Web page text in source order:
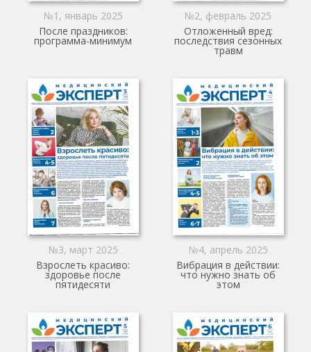
№1, январь 2025
После праздников:
программа-минимум
№2, февраль 2025
Отложенный вред:
последствия сезонных
травм
№3, март 2025
Взрослеть красиво:
здоровье после
пятидесяти
№4, апрель 2025
Вибрация в действии:
что нужно знать об
этом